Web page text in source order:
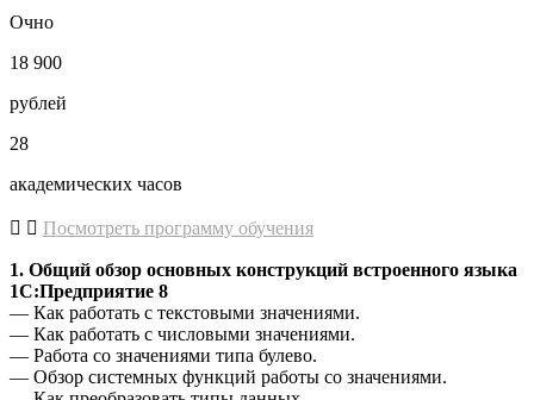
Очно
18 900
рублей
28
академических часов
Посмотреть программу обучения
1. Общий обзор основных конструкций встроенного языка
1С:Предприятие 8
— Как работать с текстовыми значениями.
— Как работать с числовыми значениями.
— Работа со значениями типа булево.
— Обзор системных функций работы со значениями.